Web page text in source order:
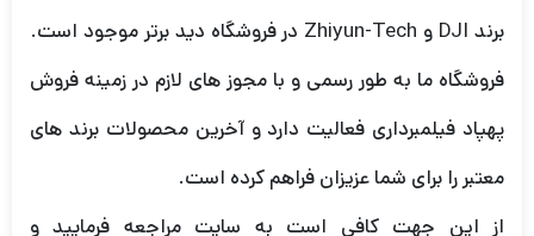
برند DJI و Zhiyun-Tech در فروشگاه دید برتر موجود است.
فروشگاه ما به طور رسمی و با مجوز های لازم در زمینه فروش
پهپاد فیلمبرداری فعالیت دارد و آخرین محصولات برند های
معتبر را برای شما عزیزان فراهم کرده است.
از این جهت کافی است به سایت مراجعه فرمایید و